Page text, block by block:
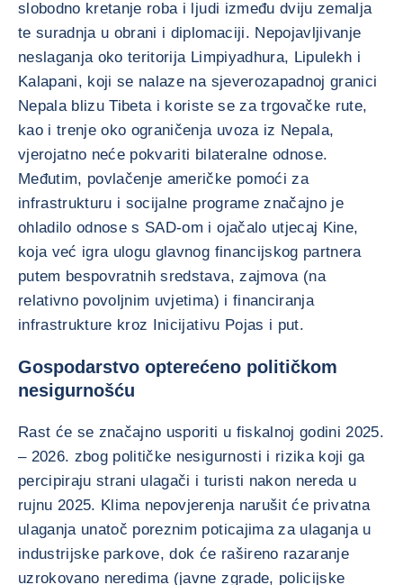
slobodno kretanje roba i ljudi između dviju zemalja
te suradnja u obrani i diplomaciji. Nepojavljivanje
neslaganja oko teritorija Limpiyadhura, Lipulekh i
Kalapani, koji se nalaze na sjeverozapadnoj granici
Nepala blizu Tibeta i koriste se za trgovačke rute,
kao i trenje oko ograničenja uvoza iz Nepala,
vjerojatno neće pokvariti bilateralne odnose.
Međutim, povlačenje američke pomoći za
infrastrukturu i socijalne programe značajno je
ohladilo odnose s SAD-om i ojačalo utjecaj Kine,
koja već igra ulogu glavnog financijskog partnera
putem bespovratnih sredstava, zajmova (na
relativno povoljnim uvjetima) i financiranja
infrastrukture kroz Inicijativu Pojas i put.
Gospodarstvo opterećeno političkom
nesigurnošću
Rast će se značajno usporiti u fiskalnoj godini 2025.
– 2026. zbog političke nesigurnosti i rizika koji ga
percipiraju strani ulagači i turisti nakon nereda u
rujnu 2025. Klima nepovjerenja narušit će privatna
ulaganja unatoč poreznim poticajima za ulaganja u
industrijske parkove, dok će rašireno razaranje
uzrokovano neredima (javne zgrade, policijske